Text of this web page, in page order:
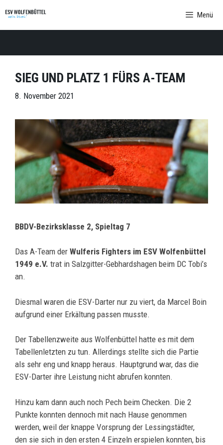
Inhalt
springen
Menü
SIEG UND PLATZ 1 FÜRS A-TEAM
8. November 2021
BBDV-Bezirksklasse 2, Spieltag 7
Das A-Team der Wulferis Fighters im ESV Wolfenbüttel
1949 e.V. trat in Salzgitter-Gebhardshagen beim DC Tobi’s
an.
Diesmal waren die ESV-Darter nur zu viert, da Marcel Boin
aufgrund einer Erkältung passen musste.
Der Tabellenzweite aus Wolfenbüttel hatte es mit dem
Tabellenletzten zu tun. Allerdings stellte sich die Partie
als sehr eng und knapp heraus. Hauptgrund war, das die
ESV-Darter ihre Leistung nicht abrufen konnten.
Hinzu kam dann auch noch Pech beim Checken. Die 2
Punkte konnten dennoch mit nach Hause genommen
werden, weil der knappe Vorsprung der Lessingstädter,
den sie sich in den ersten 4 Einzeln erspielen konnten, bis